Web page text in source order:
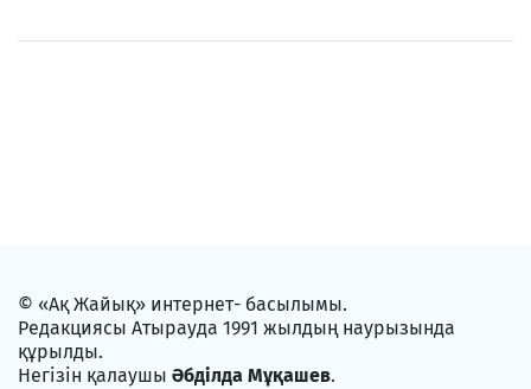
© «Ақ Жайық» интернет- басылымы.
Редакциясы Атырауда 1991 жылдың наурызында
құрылды.
Негізін қалаушы Әбділда Мұқашев.